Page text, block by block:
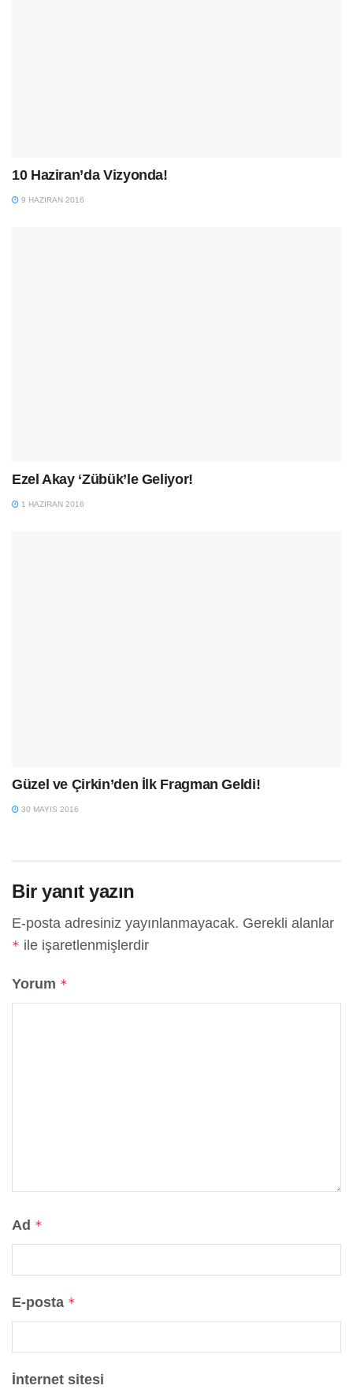
10 Haziran’da Vizyonda!
9 HAZIRAN 2016
Ezel Akay ‘Zübük’le Geliyor!
1 HAZIRAN 2016
Güzel ve Çirkin’den İlk Fragman Geldi!
30 MAYIS 2016
Bir yanıt yazın
E-posta adresiniz yayınlanmayacak. Gerekli alanlar
* ile işaretlenmişlerdir
Yorum *
Ad *
E-posta *
İnternet sitesi